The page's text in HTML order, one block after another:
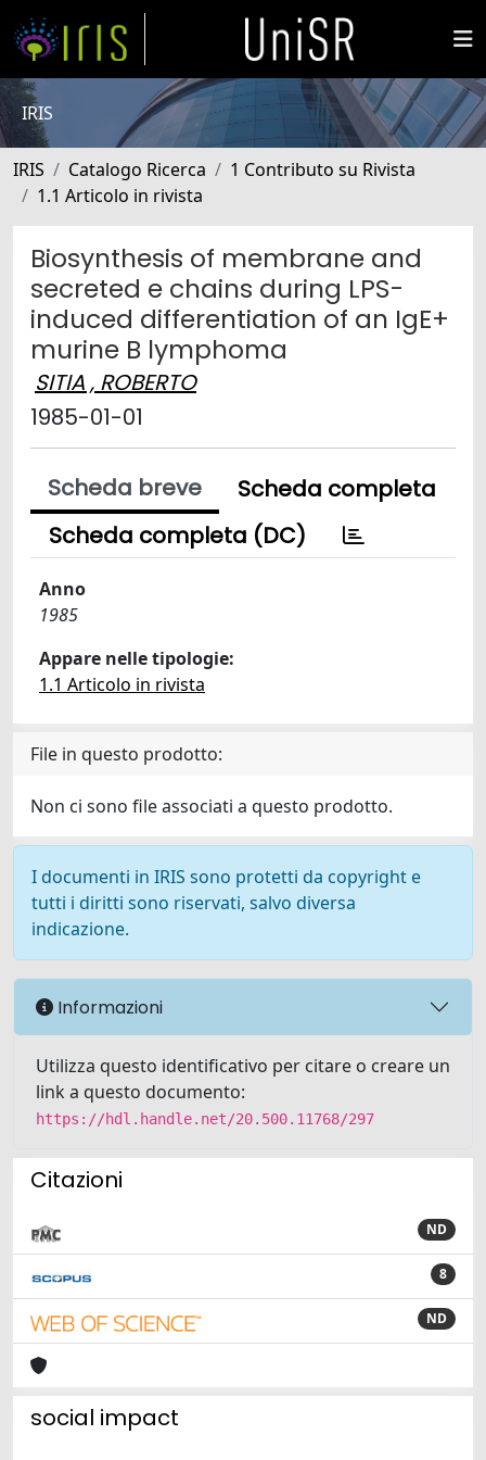
IRIS
IRIS Catalogo Ricerca
1 Contributo su Rivista
1.1 Articolo in rivista
Biosynthesis of membrane and
secreted e chains during LPS-
induced differentiation of an IgE+
murine B lymphoma
SITIA , ROBERTO
1985-01-01
Scheda breve
Scheda completa
Scheda completa (DC)
Anno
1985
Appare nelle tipologie:
1.1 Articolo in rivista
File in questo prodotto:
Non ci sono file associati a questo prodotto.
I documenti in IRIS sono protetti da copyright e
tutti i diritti sono riservati, salvo diversa
indicazione.
Informazioni
Utilizza questo identificativo per citare o creare un
link a questo documento:
https://hdl.handle.net/20.500.11768/297
Citazioni
ND
8
ND
social impact